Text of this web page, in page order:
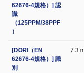
62676-4規格）] 認
識
（125PPM/38PPF
）
[DORI（EN
62676-4規格）] 識
別
7.3